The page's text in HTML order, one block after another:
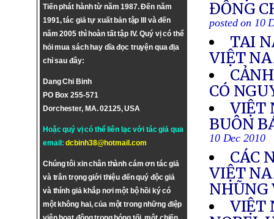
Tiến phát hành từ năm 1987. Đến năm
1991, tác giả tự xuất bản tập III và đến
năm 2005 thì hoàn tất tập IV. Quý vị có thể
hỏi mua sách hay dĩa đọc truyện qua địa
chỉ sau đây:
Dang Chi Binh
PO Box 255-571
Dorchester, MA. 02125, USA
Hoặc quý vị có thể liên lạc với tác giả qua
email:dcbinh38@hotmail.com
Chúng tôi xin chân thành cám ơn tác giả
và trân trọng giới thiệu đến quý độc giả
và thính giả khắp nơi một bộ hồi ký có
một không hai, của một trong những điệp
ĐỒNG
posted on 10
TAI
VIỆT
CÓ
VIỆT
BUÔN
10 Dec 2010
CÁC
VIỆT
NHŨNG
VIỆT